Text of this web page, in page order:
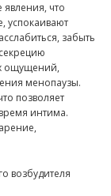
явления, что
успокаивают
забыть
ощущений,
менопаузы.
позволяет
интима.
возбудителя